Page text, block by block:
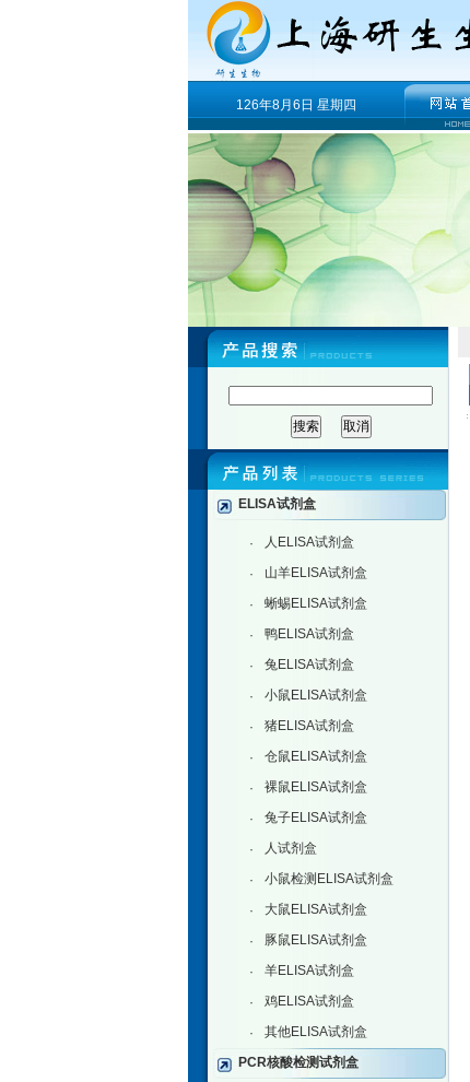
126年8月6日 星期四
ELISA试剂盒
· 人ELISA试剂盒
· 山羊ELISA试剂盒
· 蜥蜴ELISA试剂盒
· 鸭ELISA试剂盒
· 兔ELISA试剂盒
· 小鼠ELISA试剂盒
· 猪ELISA试剂盒
· 仓鼠ELISA试剂盒
· 裸鼠ELISA试剂盒
· 兔子ELISA试剂盒
· 人试剂盒
· 小鼠检测ELISA试剂盒
· 大鼠ELISA试剂盒
· 豚鼠ELISA试剂盒
· 羊ELISA试剂盒
· 鸡ELISA试剂盒
·
其他ELISA试剂盒
PCR核酸检测试剂盒